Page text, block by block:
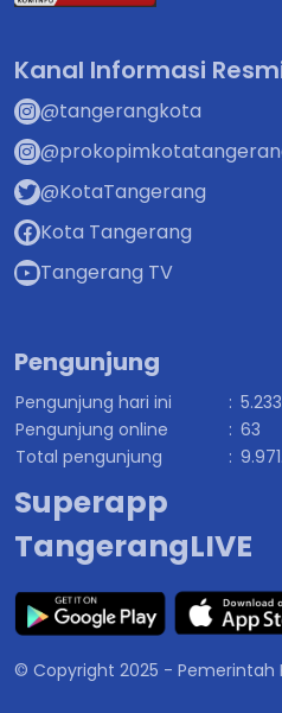
Kanal Informasi
@tangerangkota
@KotaTangerang
Kota Tangerang
Tangerang TV
Pengunjung
Pengunjung hari ini : 5.233
Pengunjung online
: 63
Total pengunjung
:
Superapp
TangerangLIVE
© Copyright 2025 - Pemerintah